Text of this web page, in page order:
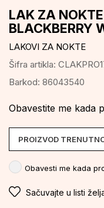
LAK ZA
BLACKBERRY
LAKOVI ZA NOKTE
Šifra artikla:
Barkod: 86043540
Obavestite me kada
PROIZVOD
Obavesti me kada
Sačuvajte u listi